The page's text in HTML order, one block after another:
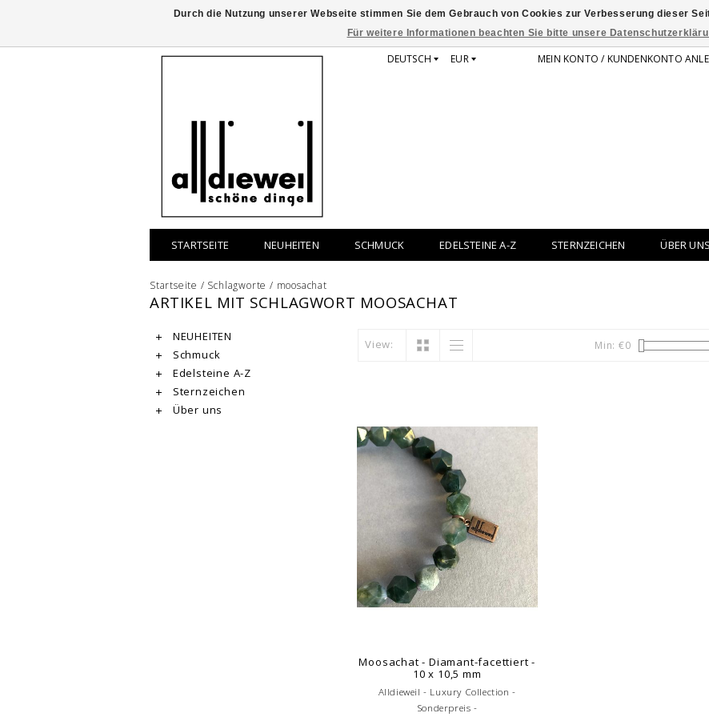
DEUTSCH EUR MEIN KONTO / KUNDENKONTO
STARTSEITE NEUHEITEN SCHMUCK EDELSTEINE A-Z STERNZEICHEN ÜBER UNS
Startseite / Schlagworte / moosachat
ARTIKEL MIT SCHLAGWORT MOOSACHAT
NEUHEITEN
Schmuck
Edelsteine A-Z
Sternzeichen
Über uns
View: Min: €0
Moosachat - Diamant-facettiert -
10 x 10,5 mm
Alldieweil - Luxury Collection -
Sonderpreis -
Durch die Nutzung unserer Webseite stimmen Sie dem Gebrauch von Cookies zur Verbesserung dieser
Für weitere Informationen beachten Sie bitte unsere